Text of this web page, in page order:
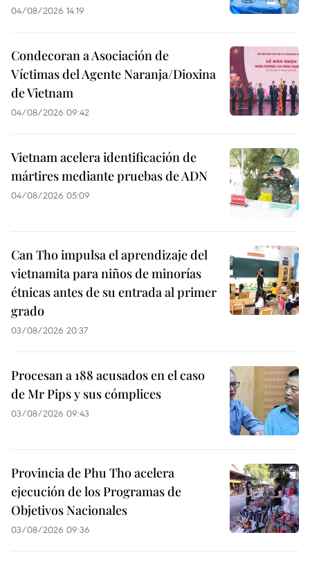
04/08/2026 14:19
Condecoran a Asociación de
Víctimas del Agente Naranja/Dioxina
de Vietnam
04/08/2026 09:42
Vietnam acelera identificación de
mártires mediante pruebas de ADN
04/08/2026 05:09
Can Tho impulsa el aprendizaje del
vietnamita para niños de minorías
étnicas antes de su entrada al primer
grado
03/08/2026 20:37
Procesan a 188 acusados en el caso
de Mr Pips y sus cómplices
03/08/2026 09:43
Provincia de Phu Tho acelera
ejecución de los Programas de
Objetivos Nacionales
03/08/2026 09:36